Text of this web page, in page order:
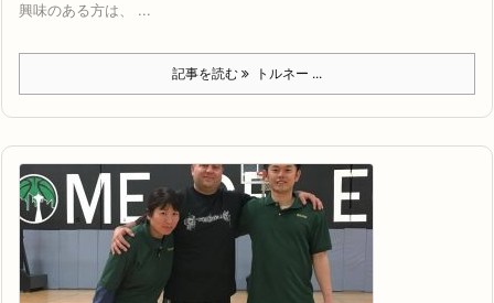
興味のある方は、 ...
記事を読む トルネー ...